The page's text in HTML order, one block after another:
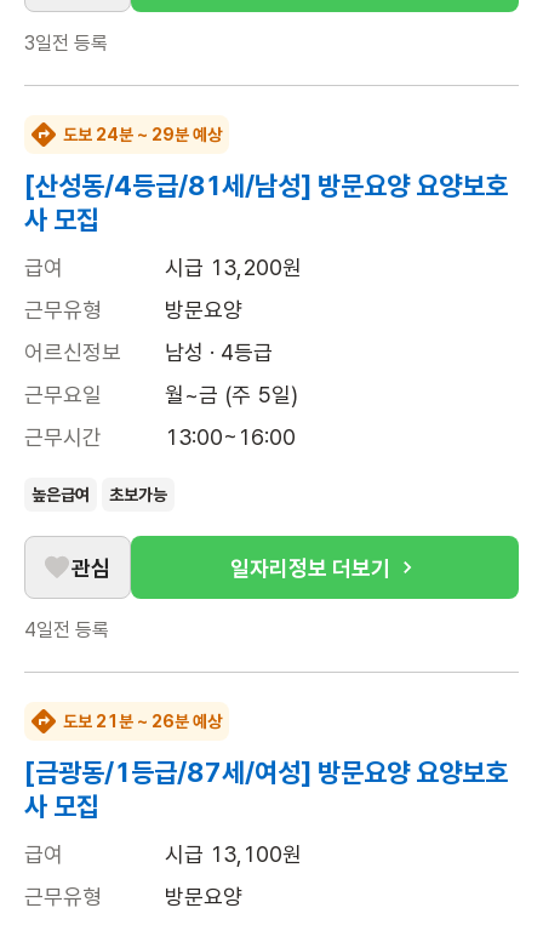
3일전 등록
도보 24분 ~ 29분 예상
[산성동/4등급/81세/남성] 방문요양 요양보호
사 모집
급여
시급 13,200원
근무유형
방문요양
어르신정보
남성 · 4등급
근무요일
월~금 (주 5일)
근무시간
13:00~16:00
높은급여 초보가능
관심 일자리정보 더보기
4일전 등록
도보 21분 ~ 26분 예상
[금광동/1등급/87세/여성] 방문요양 요양보호
사 모집
급여
시급 13,100원
근무유형
방문요양